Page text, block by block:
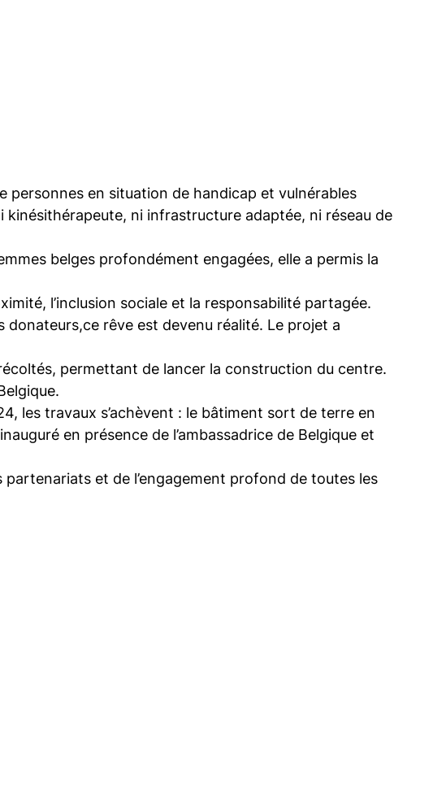
personnes en situation de handicap et vulnérables
kinésithérapeute, ni infrastructure adaptée, ni réseau de
belges profondément engagées, elle a permis la
l’inclusion sociale et la responsabilité partagée.
rêve est devenu réalité. Le projet a
permettant de lancer la construction du centre.
les travaux s’achèvent : le bâtiment sort de terre en
en présence de l’ambassadrice de Belgique et
et de l’engagement profond de toutes les